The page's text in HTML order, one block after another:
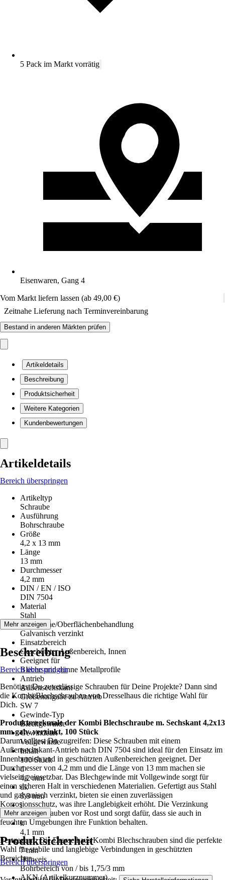
5 Pack im Markt vorrätig
Eisenwaren, Gang 4
Vom Markt liefern lassen (ab 49,00 €)
Zeitnahe Lieferung nach Terminvereinbarung
Bestand in anderen Märkten prüfen
Artikeldetails
Beschreibung
Produktsicherheit
Weitere Kategorien
Kundenbewertungen
Artikeldetails
Bereich überspringen
Artikeltyp
Schraube
Ausführung
Bohrschraube
Größe
4,2 x 13 mm
Länge
13 mm
Durchmesser
4,2 mm
DIN / EN / ISO
DIN 7504
Material
Stahl
Oberfläche/Oberflächenbehandlung
Galvanisch verzinkt
Einsatzbereich
Geschützter Außenbereich, Innen
Geeignet für
Bleche und dünne Metallprofile
Antrieb
Außensechskant
Größenangabe zu Antrieb
SW 7
Gewinde-Typ
Blechgewinde
Gewindeart
Vollgewinde
Inhalt
100 Stück
d
4,2 mm
dk
8,8 mm
l
13 mm
k
4,1 mm
s
7 mm
Hinweis
Bohrbereich von / bis 1,75/3 mm
AKN (Artikelkurznummer)
Mehr anzeigen
Beschreibung
Bereich überspringen
Benötigst Du zuverlässige Schrauben für Deine Projekte? Dann sind
die Kombi Blechschrauben von Dresselhaus die richtige Wahl für
Dich.
Produktmerkmale der Kombi Blechschraube m. Sechskant 4,2x13
mm galv. verzinkt, 100 Stück
Darum solltest Du zugreifen: Diese Schrauben mit einem
Außensechskant-Antrieb nach DIN 7504 sind ideal für den Einsatz im
Innenbereich und in geschützten Außenbereichen geeignet. Der
Durchmesser von 4,2 mm und die Länge von 13 mm machen sie
vielseitig einsetzbar. Das Blechgewinde mit Vollgewinde sorgt für
einen sicheren Halt in verschiedenen Materialien. Gefertigt aus Stahl
und galvanisch verzinkt, bieten sie einen zuverlässigen
Korrosionsschutz, was ihre Langlebigkeit erhöht. Die Verzinkung
schützt die Schrauben vor Rost und sorgt dafür, dass sie auch in
feuchten Umgebungen ihre Funktion behalten.
Festgezurrt: Die Dresselhaus Kombi Blechschrauben sind die perfekte
Wahl für stabile und langlebige Verbindungen in geschützten
Bereichen.
Mehr anzeigen
Produktsicherheit
Bereich überspringen